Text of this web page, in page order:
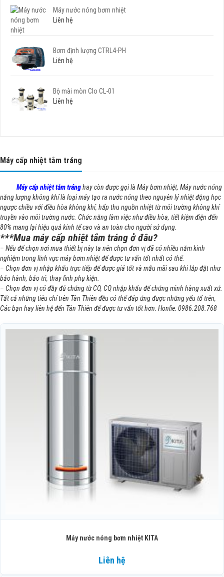
Máy nước nóng bơm nhiệt
Liên hệ
Bơm định lượng CTRL4-PH
Liên hệ
Bộ mài mòn Clo CL-01
Liên hệ
Máy cấp nhiệt tắm tráng
Máy cấp nhiệt tắm tránghay còn được gọi là Máy bơm nhiệt, Máy nước nóng
năng lượng không khí là loại máy tạo ra nước nóng theo nguyên lý nhiệt động học
ngược chiều với điều hòa không khí, hấp thu nguồn nhiệt từ môi trường không khí
truyền vào môi trường nước. Chức năng làm việc như điều hòa, tiết kiệm điện đến
80% mang lại hiệu quả kinh tế cao và an toàn cho người sử dụng.
***Mua máy cấp nhiệt tắm tráng ở đâu?
– Nếu để chọn nơi mua thiết bị này ta nên chọn đơn vị đã có nhiều năm kinh
nghiệm trong lĩnh vực máy bơm nhiệt để được tư vấn tốt nhất có thể.
– Chọn đơn vị nhập khẩu trực tiếp để được giá tốt và mẫu mãi sau khi lắp đặt như
bảo hành, bảo trì, thay linh phụ kiện.
– Chọn đơn vị có đầy đủ chứng từ CO, CQ nhập khẩu để chứng mình hàng xuất xứ.
Tất cả những tiêu chí trên Tân Thiên đều có thể đáp ứng được những yếu tố trên,
Các bạn hay liên hệ đến Tân Thiên để được tư vấn tốt hơn: Honlie: 0986.208.768
Máy nước nóng bơm nhiệt KITA
Liên hệ